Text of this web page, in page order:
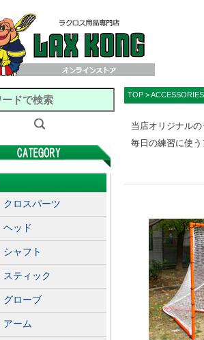
クロスパーツ
ヘッド
シャフト
スティック
グローブ
アーム
TOP >
当店オリジナル
毎日の練習に使